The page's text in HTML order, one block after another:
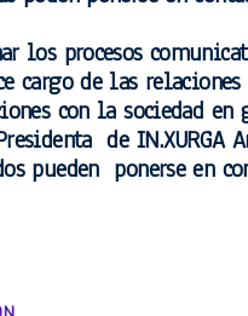
los procesos
cargo de las
con la sociedad en
de IN.XURGA
pueden ponerse en